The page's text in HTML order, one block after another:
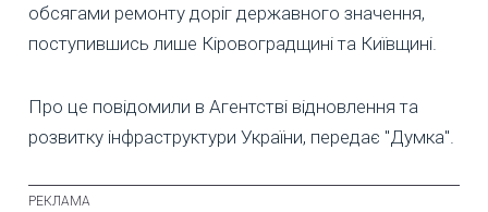
обсягами ремонту доріг державного значення,
поступившись лише Кіровоградщині та Київщині.
Про це повідомили в Агентстві відновлення та
розвитку інфраструктури України, передає "Думка".